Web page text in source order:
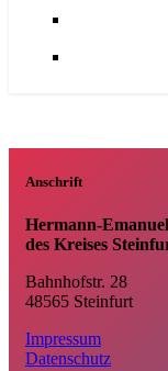
Anschrift
Hermann-
des Kreises
Bahnhofstr. 28
48565 Steinfurt
Impressum
Datenschutz